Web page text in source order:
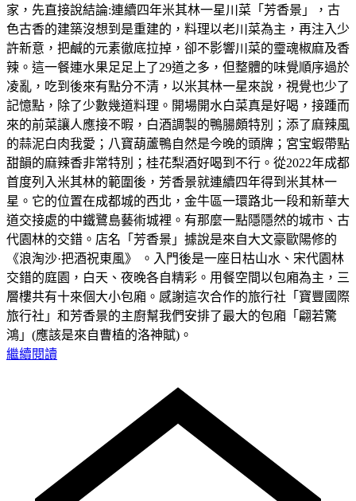
家，先直接說結論:連續四年米其林一星川菜「芳香景」，古
色古香的建築沒想到是重建的，料理以老川菜為主，再注入少
許新意，把鹹的元素徹底拉掉，卻不影響川菜的𩆜魂椒麻及香
辣。這一餐連水果足足上了29道之多，但整體的味覺順序過於
凌亂，吃到後來有點分不清，以米其林一星來說，視覺也少了
記憶點，除了少數幾道料理。開場開水白菜真是好喝，接踵而
來的前菜讓人應接不暇，白酒調製的鴨腸頗特別；添了麻辣風
的蒜泥白肉我愛；八寶葫蘆鴨自然是今晚的頭牌；宮宝蝦帶點
甜韻的麻辣香非常特別；桂花梨酒好喝到不行。從2022年成都
首度列入米其林的範圍後，芳香景就連續四年得到米其林一
星。它的位置在成都城的西北，金牛區一環路北一段和新華大
道交接處的中鐵鷺島藝術城裡。有那麼一點隱隱然的城市、古
代園林的交錯。店名「芳香景」據說是來自大文豪歐陽修的
《浪淘沙·把酒祝東風》 。入門後是一座日枯山水、宋代園林
交錯的庭園，白天、夜晚各自精彩。用餐空間以包廂為主，三
層樓共有十來個大小包廂。感謝這次合作的旅行社「寶豐國際
旅行社」和芳香景的主廚幫我們安排了最大的包廂「翩若驚
鴻」(應該是來自曹植的洛神賦)。
繼續閱讀